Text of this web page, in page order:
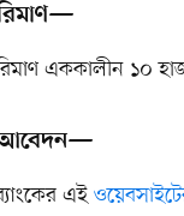
এককালীন ১০
আবেদন—
এই